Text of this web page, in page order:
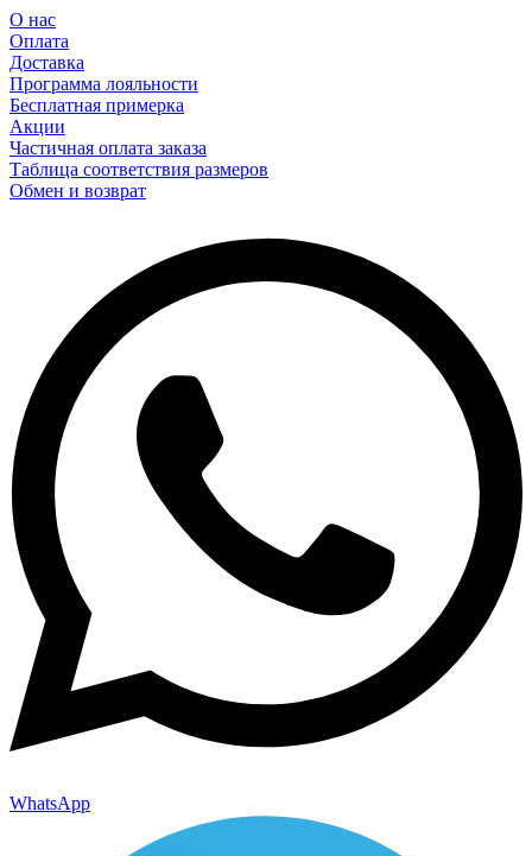
О нас
Оплата
Доставка
Программа лояльности
Бесплатная примерка
Акции
Частичная оплата заказа
Таблица соответствия размеров
Обмен и возврат
WhatsApp